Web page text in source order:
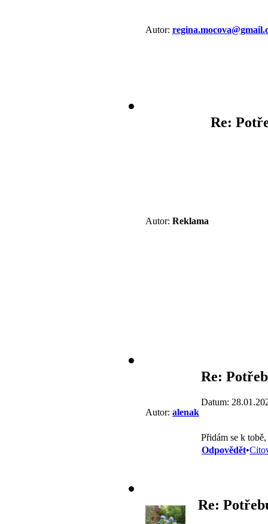
Autor:
Autor: Reklama
Re:
Autor: alenak
Re:
Datum:
Přidám se k
Odpovědět•
Re: